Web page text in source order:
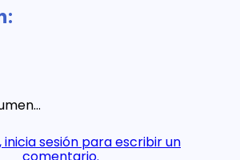
inicia sesión para escribir un